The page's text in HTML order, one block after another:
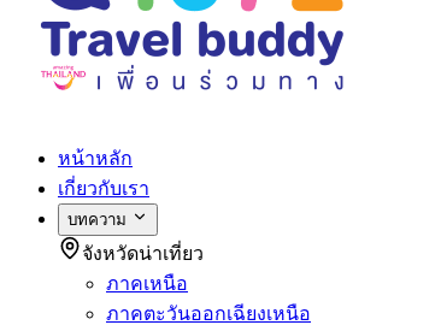
หน้าหลัก
เกี่ยวกับเรา
บทความ
จังหวัดน่าเที่ยว
ภาคเหนือ
ภาคตะวันออกเฉียงเหนือ